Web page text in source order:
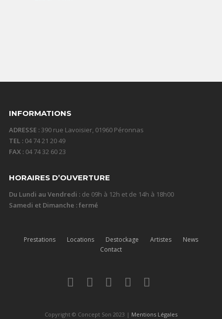
INFORMATIONS
ADRESSE :390 rue Lavoisier, 01960 Péronnas
TEL :04 74 21 20 49
FAX :04 74 32 60 23
HORAIRES D’OUVERTURE
Du Lundi au Vendredi :de 09h à 12h et de 14h à 18h00
Samedi et Dimanche : fermé
Prestations Locations Destockage Artistes
News
Contact
Copyright © Concept Son 2023 | Mentions Légales